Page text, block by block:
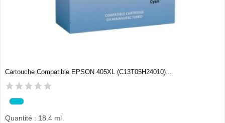
Cartouche Compatible EPSON 405XL (C13T05H24010)...
Quantité : 18.4 ml